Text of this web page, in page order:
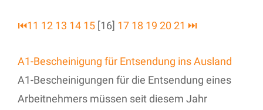
⏮11 12 13 14 15 [16] 17 18 19 20 21 ⏭
A1-Bescheinigung für Entsendung ins Ausland
A1-Bescheinigungen für die Entsendung eines
Arbeitnehmers müssen seit diesem Jahr